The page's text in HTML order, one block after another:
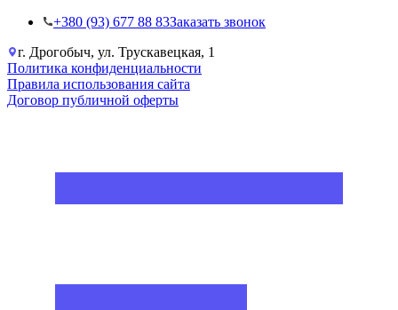
+38‎0 (93) 677 88 83Заказать звонок
г. Дрогобыч, ул. Трускавецкая, 1
Политика конфиденциальности
Правила использования сайта
Договор публичной оферты